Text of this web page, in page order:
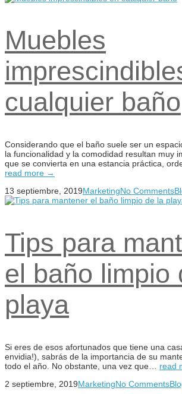
Muebles
cualquier baño
Considerando que el baño suele ser un
la funcionalidad y la comodidad resultan muy
que se convierta en una estancia práctica,
read more →
13 septiembre, 2019MarketingNo Comments
Tips para
el baño limpio
playa
Si eres de esos afortunados que tiene una
envidia!), sabrás de la importancia de su
todo el año. No obstante, una vez que… read
2 septiembre, 2019MarketingNo Comments